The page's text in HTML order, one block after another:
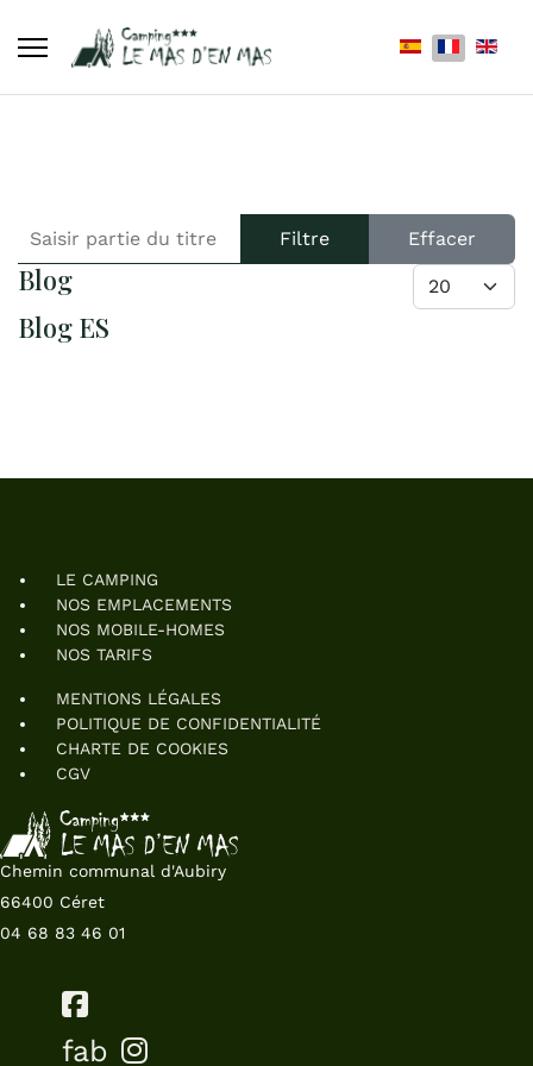
Sélectionnez
SAISIR PARTIE DU TITRE Filtre Effacer
AFFICHER #
Blog
Blog ES
LE CAMPING
NOS EMPLACEMENTS
NOS MOBILE-HOMES
NOS TARIFS
MENTIONS LÉGALES
POLITIQUE DE CONFIDENTIALITÉ
CHARTE DE COOKIES
CGV
Chemin communal d'Aubiry
66400 Céret
04 68 83 46 01
fab